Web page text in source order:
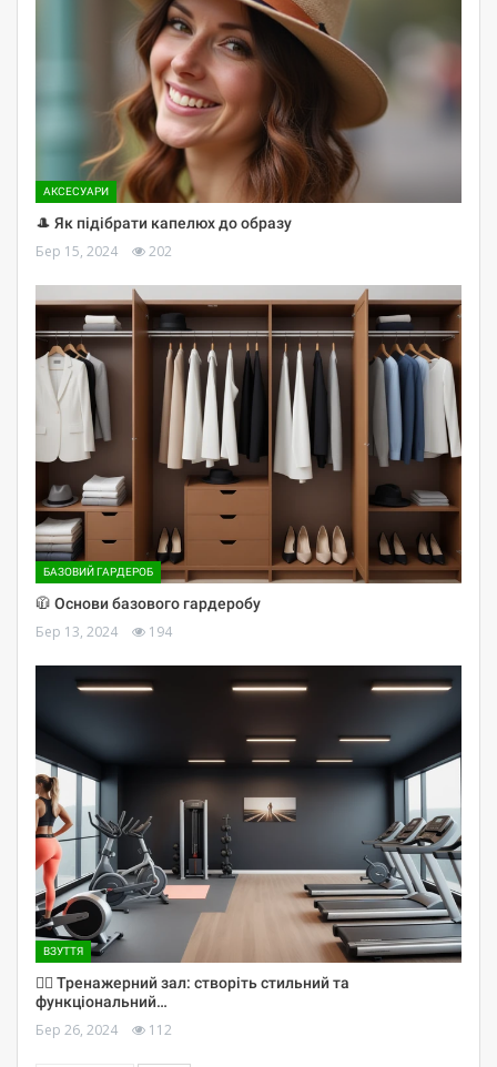
АКСЕСУАРИ
🎩 Як підібрати капелюх до образу
Бер 15, 2024 202
БАЗОВИЙ ГАРДЕРОБ
🧥 Основи базового гардеробу
Бер 13, 2024 194
ВЗУТТЯ
🏋️‍♀️ Тренажерний зал: створіть стильний та
функціональний…
Бер 26, 2024 112